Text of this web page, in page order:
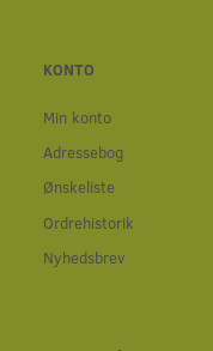
KONTO
Min konto
Adressebog
Ønskeliste
Ordrehistorik
Nyhedsbrev